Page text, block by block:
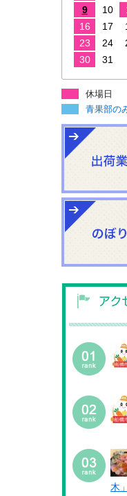
9
10
16
17
23
24
30
31
休場日
青果部の
木」